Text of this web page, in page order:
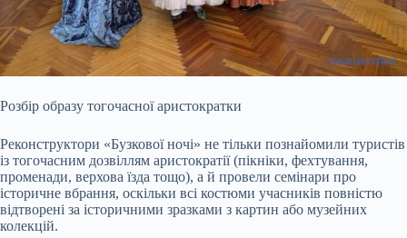
Розбір образу тогочасної аристократки
Реконструктори «Бузкової ночі» не тільки познайомили туристів
із тогочасним дозвіллям аристократії (пікніки, фехтування,
променади, верхова їзда тощо), а й провели семінари про
історичне вбрання, оскільки всі костюми учасників повністю
відтворені за історичними зразками з картин або музейних
колекцій.